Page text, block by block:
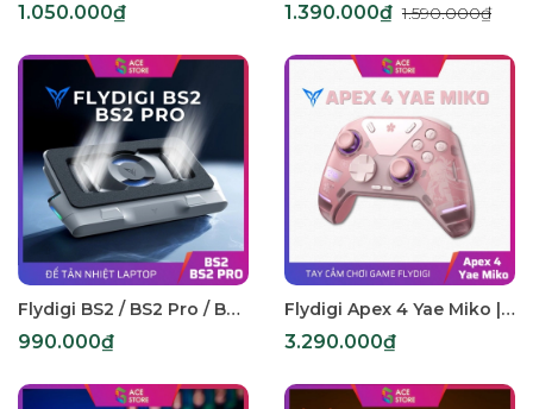
1.050.000₫ 1.390.000₫1.590.000₫
Flydigi BS2 / BS2 Pro / BS3 | Để tản nhiệt laptop cao cấp không tiếng ồn, tích hợp 4 chế độ làm mát
990.000₫
Flydigi Apex 4 Yae Miko | Tay cầm chơi game trên IOS, Android và PC
3.290.000₫